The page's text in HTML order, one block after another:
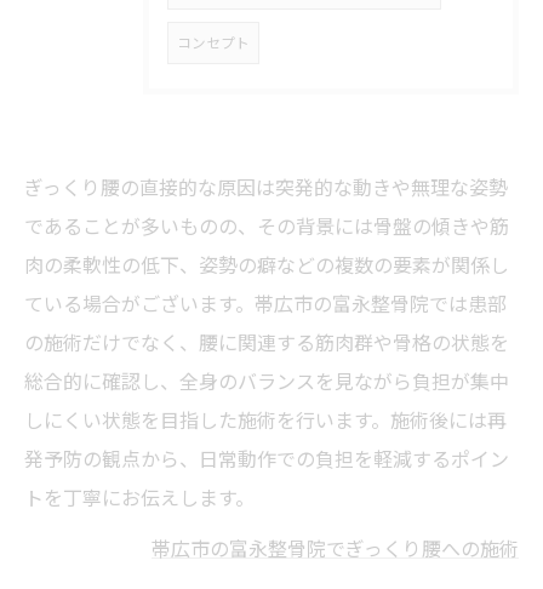
コンセプト
ぎっくり腰の直接的な原因は突発的な動きや無理な姿勢
であることが多いものの、その背景には骨盤の傾きや筋
肉の柔軟性の低下、姿勢の癖などの複数の要素が関係し
ている場合がございます。帯広市の富永整骨院では患部
の施術だけでなく、腰に関連する筋肉群や骨格の状態を
総合的に確認し、全身のバランスを見ながら負担が集中
しにくい状態を目指した施術を行います。施術後には再
発予防の観点から、日常動作での負担を軽減するポイン
トを丁寧にお伝えします。
帯広市の富永整骨院でぎっくり腰への施術